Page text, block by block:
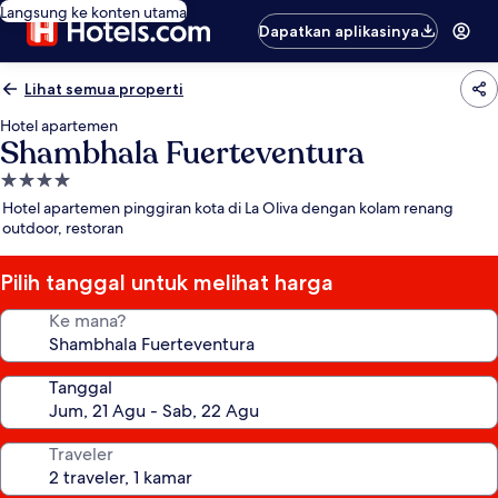
Langsung ke konten utama
Dapatkan aplikasinya
Lihat semua properti
Hotel apartemen
Shambhala Fuerteventura
Properti
bintang
4.0
Hotel apartemen pinggiran kota di La Oliva dengan kolam renang
outdoor, restoran
Pilih tanggal untuk melihat harga
Ke mana?
Tanggal
Traveler